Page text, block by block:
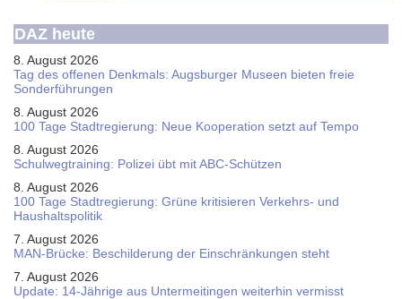
DAZ heute
8. August 2026
Tag des offenen Denkmals: Augsburger Museen bieten freie
Sonderführungen
8. August 2026
100 Tage Stadtregierung: Neue Kooperation setzt auf Tempo
8. August 2026
Schul­weg­trai­ning: Poli­zei übt mit ABC-Schüt­zen
8. August 2026
100 Tage Stadtregierung: Grüne kritisieren Verkehrs- und
Haushaltspolitik
7. August 2026
MAN-Brücke: Beschilderung der Einschränkungen steht
7. August 2026
Update: 14-Jährige aus Untermeitingen weiterhin vermisst